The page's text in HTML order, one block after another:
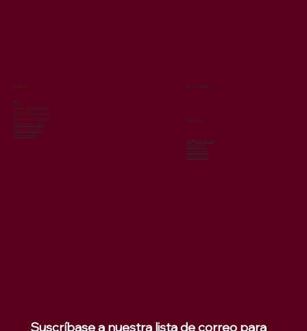
Políticas
FAQ
Términos y Condiciones
Política de Privacidad
Política de Reembolso
Política de Cookies
Política de Envíos
Accesibilidad
Redes sociales
info@vercelli.com
3107675578
6016260294
6016270022